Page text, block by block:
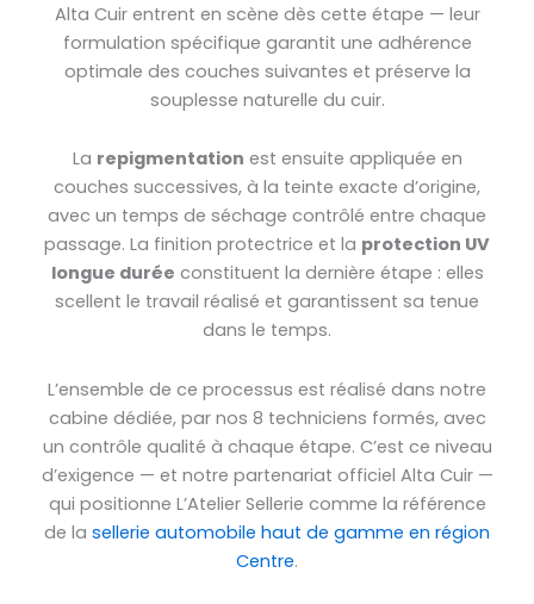
Alta Cuir entrent en scène dès cette étape — leur
formulation spécifique garantit une adhérence
optimale des couches suivantes et préserve la
souplesse naturelle du cuir.
La repigmentation est ensuite appliquée en
couches successives, à la teinte exacte d’origine,
avec un temps de séchage contrôlé entre chaque
passage. La finition protectrice et la protection UV
longue durée constituent la dernière étape : elles
scellent le travail réalisé et garantissent sa tenue
dans le temps.
L’ensemble de ce processus est réalisé dans notre
cabine dédiée, par nos 8 techniciens formés, avec
un contrôle qualité à chaque étape. C’est ce niveau
d’exigence — et notre partenariat officiel Alta Cuir —
qui positionne L’Atelier Sellerie comme la référence
de la sellerie automobile haut de gamme en région
Centre.